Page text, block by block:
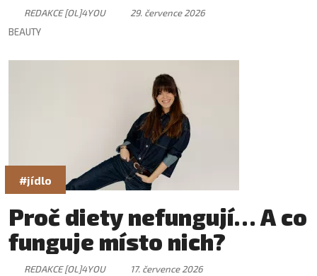
REDAKCE [OL]4YOU
29. července 2026
BEAUTY
#jídlo
Proč diety nefungují… A co
funguje místo nich?
REDAKCE [OL]4YOU
17. července 2026